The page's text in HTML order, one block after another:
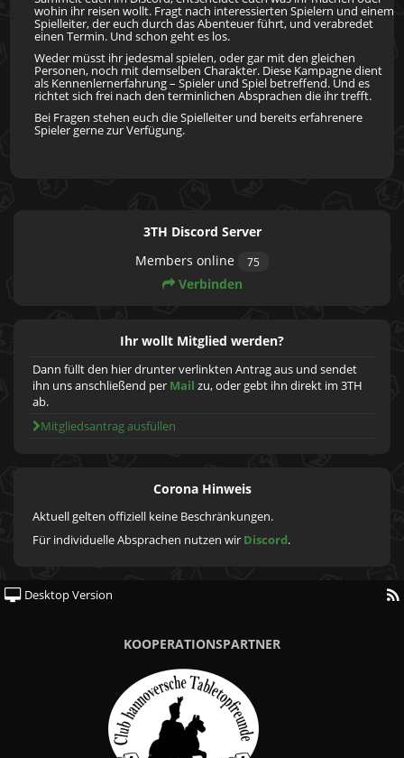
3TH Discord Server
Members online
75
Verbinden
Ihr wollt Mitglied werden?
Dann füllt den hier drunter verlinkten Antrag aus und sendet
ihn uns anschließend per Mail zu, oder gebt ihn direkt im 3TH
ab.
Mitgliedsantrag ausfüllen
Corona Hinweis
Aktuell gelten offiziell keine Beschränkungen.
Für individuelle Absprachen nutzen wir Discord.
wohin ihr reisen wollt. Fragt nach interessierten Spielern und einem
Spielleiter, der euch durch das Abenteuer führt, und verabredet
einen Termin. Und schon geht es los.
Weder müsst ihr jedesmal spielen, oder gar mit den gleichen
Personen, noch mit demselben Charakter. Diese Kampagne dient
als Kennenlernerfahrung – Spieler und Spiel betreffend. Und es
richtet sich frei nach den terminlichen Absprachen die ihr trefft.
Bei Fragen stehen euch die Spielleiter und bereits erfahrenere
Spieler gerne zur Verfügung.
Desktop Version
KOOPERATIONSPARTNER